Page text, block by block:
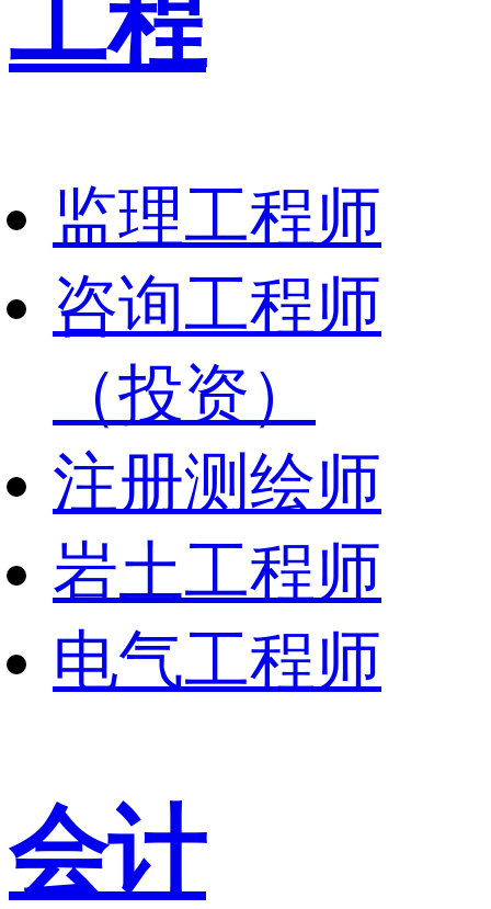
工程
监理工程师
咨询工程师
（投资）
注册测绘师
岩土工程师
电气工程师
会计